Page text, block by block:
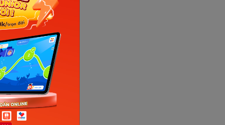
(Ảnh: Sưu